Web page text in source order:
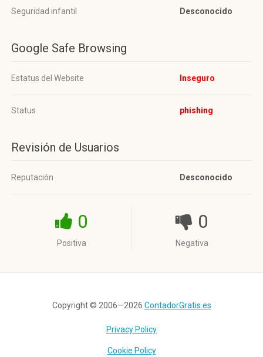
Seguridad infantil
Desconocido
Google Safe Browsing
Estatus del Website Inseguro
Status phishing
Revisión de Usuarios
Reputación Desconocido
0
Positiva
0
Negativa
Copyright © 2006—2026 ContadorGratis.es
Privacy Policy
Cookie Policy